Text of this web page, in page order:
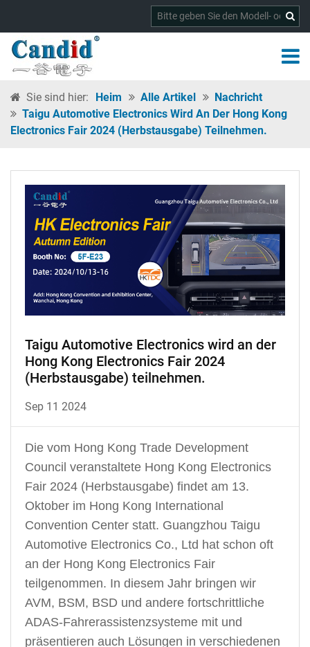
Sie sind hier: Heim Alle Artikel
Nachricht
Taigu Automotive Electronics Wird An Der Hong Kong
Electronics Fair 2024 (Herbstausgabe) Teilnehmen.
Taigu Automotive Electronics wird an der
Hong Kong Electronics Fair 2024
(Herbstausgabe) teilnehmen.
Sep 11 2024
Die vom Hong Kong Trade Development
Council veranstaltete Hong Kong Electronics
Fair 2024 (Herbstausgabe) findet am 13.
Oktober im Hong Kong International
Convention Center statt. Guangzhou Taigu
Automotive Electronics Co., Ltd hat schon oft
an der Hong Kong Electronics Fair
teilgenommen. In diesem Jahr bringen wir
AVM, BSM, BSD und andere fortschrittliche
ADAS-Fahrerassistenzsysteme mit und
präsentieren auch Lösungen in verschiedenen